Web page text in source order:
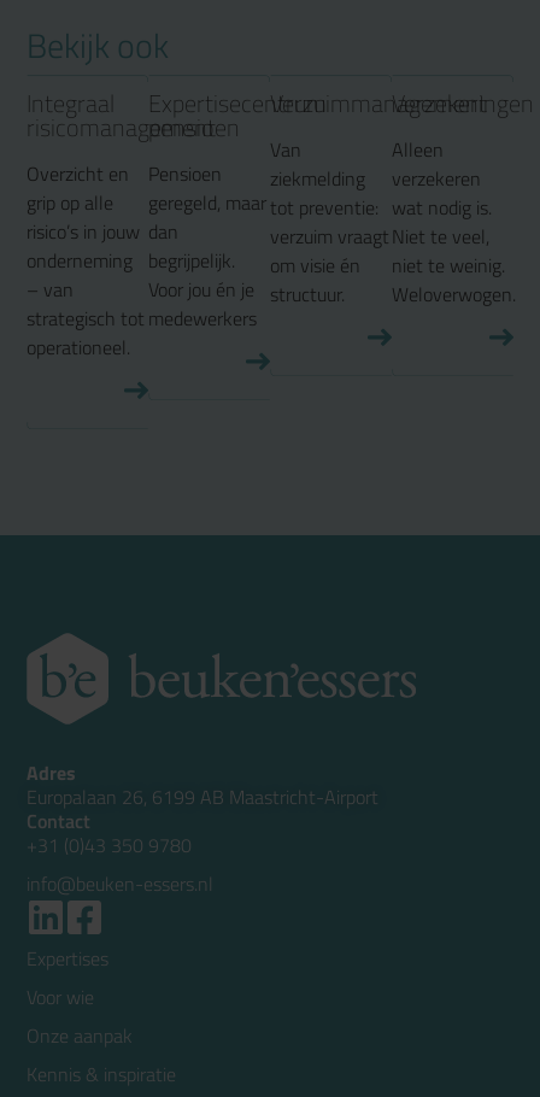
Bekijk ook
Integraal
risicomanagement
Overzicht en
grip op alle
risico’s in jouw
onderneming
– van
strategisch tot
operationeel.
Expertisecentrum
pensioen
Pensioen
geregeld, maar
dan
begrijpelijk.
Voor jou én je
medewerkers
Verzuimmanagement
Van
ziekmelding
tot preventie:
verzuim vraagt
om visie én
structuur.
Verzekeringen
Alleen
verzekeren
wat nodig is.
Niet te veel,
niet te weinig.
Weloverwogen.
Adres
Europalaan 26, 6199 AB Maastricht-Airport
Contact
+31 (0)43 350 9780
info@beuken-essers.nl
Expertises
Voor wie
Onze aanpak
Kennis & inspiratie